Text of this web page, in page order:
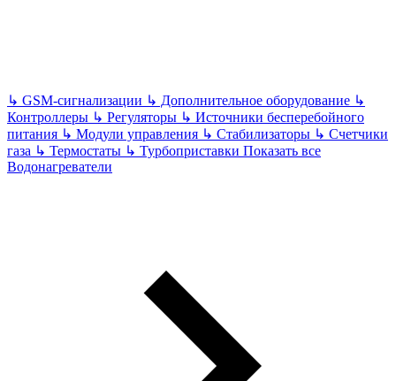
↳ GSM-сигнализации ↳ Дополнительное оборудование ↳
Контроллеры ↳ Регуляторы ↳ Источники бесперебойного
питания ↳ Модули управления ↳ Стабилизаторы ↳ Счетчики
газа ↳ Термостаты ↳ Турбоприставки Показать все
Водонагреватели